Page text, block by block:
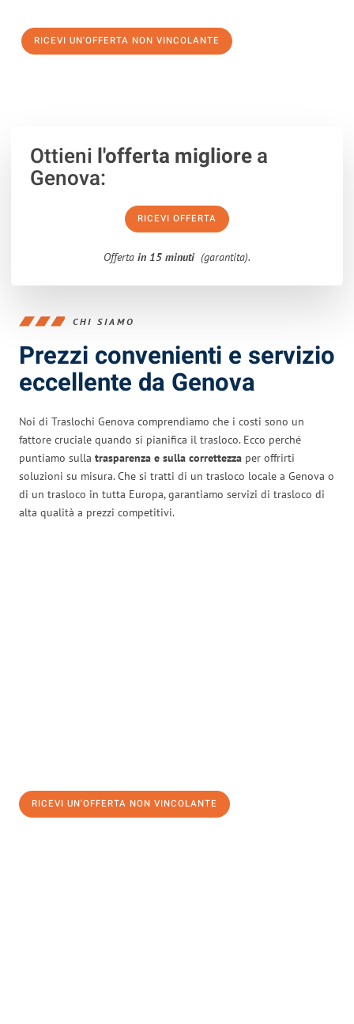
RICEVI UN'OFFERTA NON VINCOLANTE
Ottieni l'offerta migliorea
Genova:
RICEVI OFFERTA
Offerta in 15 minuti (garantita).
CHI SIAMO
Prezzi convenienti e servizio
eccellente da Genova
Noi di Traslochi Genova comprendiamo che i costi sono un
fattore cruciale quando si pianifica il trasloco. Ecco perché
puntiamo sulla trasparenza e sulla correttezza per offrirti
soluzioni su misura. Che si tratti di un trasloco locale a Genova o
di un trasloco in tutta Europa, garantiamo servizi di trasloco di
alta qualità a prezzi competitivi.
RICEVI UN'OFFERTA NON VINCOLANTE